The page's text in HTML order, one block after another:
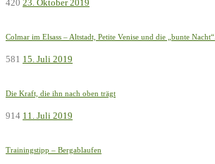
420 23. Oktober 2019
Colmar im Elsass – Altstadt, Petite Venise und die „bunte Nacht“.
581 15. Juli 2019
Die Kraft, die ihn nach oben trägt
914 11. Juli 2019
Trainingstipp – Bergablaufen